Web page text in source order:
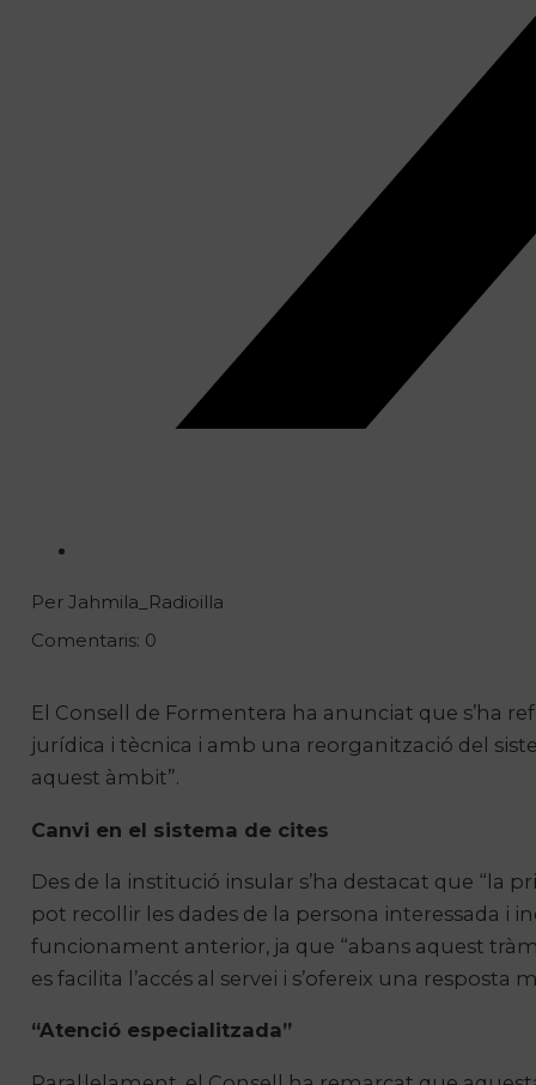
Per Jahmila_Radioilla
Comentaris: 0
El Consell de Formentera ha anunciat que s’ha
jurídica i tècnica i amb una reorganització del
aquest àmbit”.
Canvi en el sistema de cites
Des de la institució insular s’ha destacat que “la
pot recollir les dades de la persona interessada i
funcionament anterior, ja que “abans aquest
es facilita l’accés al servei i s’ofereix una resposta
“Atenció especialitzada”